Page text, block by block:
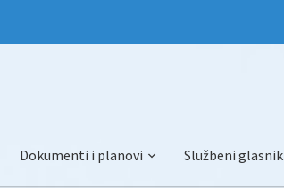
Dokumenti i planovi Službeni glasnik